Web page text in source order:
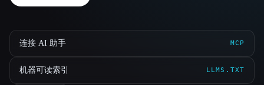
连接 AI 助手 MCP
机器可读索引 LLMS.TXT